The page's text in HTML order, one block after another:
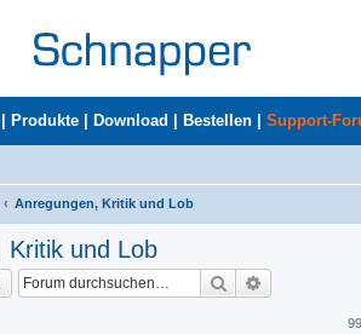
Produkte Download Bestellen Support-
Anregungen, Kritik und Lob
Kritik und Lob
Suche